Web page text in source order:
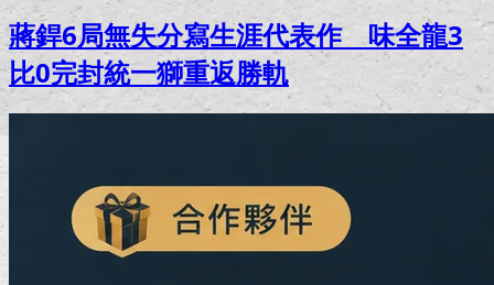
蔣銲6局無失分寫生涯代表作 味全龍3
比0完封統一獅重返勝軌